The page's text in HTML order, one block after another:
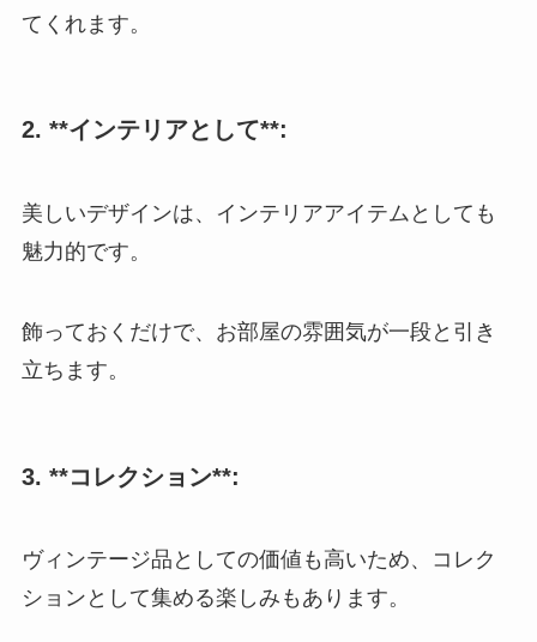
てくれます。
2. **インテリアとして**:
美しいデザインは、インテリアアイテムとしても
魅力的です。
飾っておくだけで、お部屋の雰囲気が一段と引き
立ちます。
3. **コレクション**:
ヴィンテージ品としての価値も高いため、コレク
ションとして集める楽しみもあります。